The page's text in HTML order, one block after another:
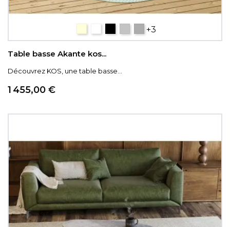
céramique blanc marbré
Céramique Titane
ARGILECÉRAMIQUE SILVER.
+3
Table basse Akante kos...
Découvrez KOS, une table basse...
Prix
1 455,00 €